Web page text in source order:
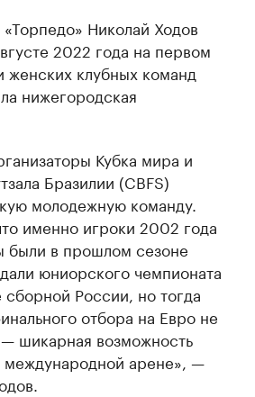
Николай Ходов
2022 года на первом
женских клубных команд
нижегородская
Кубка мира и
Бразилии (CBFS)
молодежную команду.
именно игроки 2002 года
были в прошлом сезоне
юниорского чемпионата
России, но тогда
отбора на Евро не
шикарная возможность
международной арене», —